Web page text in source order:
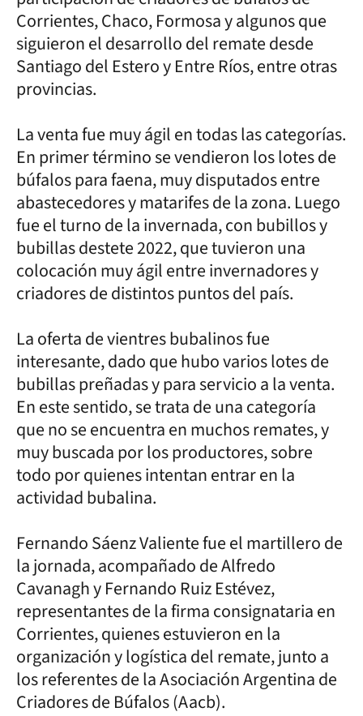
Corrientes, Chaco, Formosa y algunos que
siguieron el desarrollo del remate desde
Santiago del Estero y Entre Ríos, entre otras
provincias.
La venta fue muy ágil en todas las categorías.
En primer término se vendieron los lotes de
búfalos para faena, muy disputados entre
abastecedores y matarifes de la zona. Luego
fue el turno de la invernada, con bubillos y
bubillas destete 2022, que tuvieron una
colocación muy ágil entre invernadores y
criadores de distintos puntos del país.
La oferta de vientres bubalinos fue
interesante, dado que hubo varios lotes de
bubillas preñadas y para servicio a la venta.
En este sentido, se trata de una categoría
que no se encuentra en muchos remates, y
muy buscada por los productores, sobre
todo por quienes intentan entrar en la
actividad bubalina.
Fernando Sáenz Valiente fue el martillero de
la jornada, acompañado de Alfredo
Cavanagh y Fernando Ruiz Estévez,
representantes de la firma consignataria en
Corrientes, quienes estuvieron en la
organización y logística del remate, junto a
los referentes de la Asociación Argentina de
Criadores de Búfalos (Aacb).